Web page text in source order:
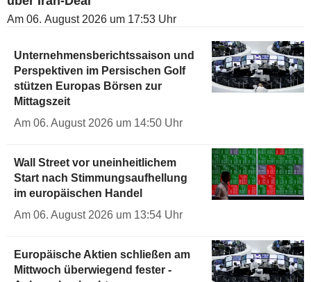
Am 06. August 2026 um 17:53 Uhr
Unternehmensberichtssaison und
Perspektiven im Persischen Golf
stützen Europas Börsen zur
Mittagszeit
Am 06. August 2026 um 14:50 Uhr
Wall Street vor uneinheitlichem
Start nach Stimmungsaufhellung
im europäischen Handel
Am 06. August 2026 um 13:54 Uhr
Europäische Aktien schließen am
Mittwoch überwiegend fester -